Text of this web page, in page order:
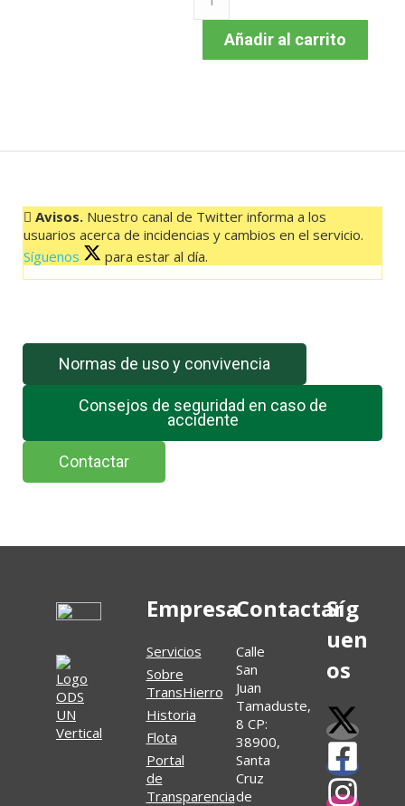
VALVERDE
cantidad
Añadir al carrito
Avisos. Nuestro canal de Twitter informa a los
usuarios acerca de incidencias y cambios en el servicio.
Síguenos
para estar al día.
El feed de Twitter no está disponible en este momento.
Normas de uso y convivencia
Consejos de seguridad en caso de
accidente
Contactar
Empresa
Servicios
Sobre
TransHierro
Historia
Flota
Portal
de
Transparencia
Contactar
Calle
San
Juan
Tamaduste,
8 CP:
38900,
Santa
Cruz
de
Síg
uen
os